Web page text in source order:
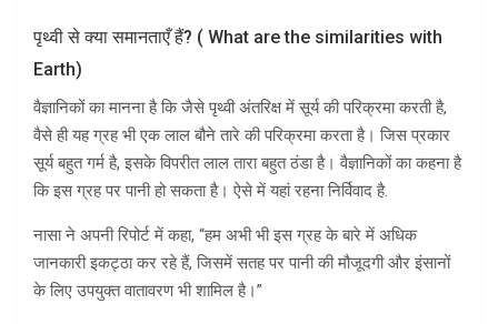
पृथ्वी से क्या समानताएँ हैं? ( What are the similarities with
Earth)
वैज्ञानिकों का मानना ​​है कि जैसे पृथ्वी अंतरिक्ष में सूर्य की परिक्रमा करती है,
वैसे ही यह ग्रह भी एक लाल बौने तारे की परिक्रमा करता है। जिस प्रकार
सूर्य बहुत गर्म है, इसके विपरीत लाल तारा बहुत ठंडा है। वैज्ञानिकों का कहना है
कि इस ग्रह पर पानी हो सकता है। ऐसे में यहां रहना निर्विवाद है.
नासा ने अपनी रिपोर्ट में कहा, “हम अभी भी इस ग्रह के बारे में अधिक
जानकारी इकट्ठा कर रहे हैं, जिसमें सतह पर पानी की मौजूदगी और इंसानों
के लिए उपयुक्त वातावरण भी शामिल है।”